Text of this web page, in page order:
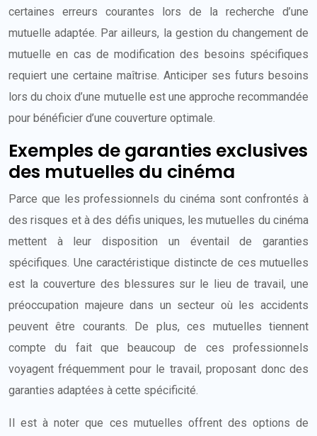
certaines erreurs courantes lors de la recherche d’une
mutuelle adaptée. Par ailleurs, la gestion du changement de
mutuelle en cas de modification des besoins spécifiques
requiert une certaine maîtrise. Anticiper ses futurs besoins
lors du choix d’une mutuelle est une approche recommandée
pour bénéficier d’une couverture optimale.
Exemples de garanties exclusives
des mutuelles du cinéma
Parce que les professionnels du cinéma sont confrontés à
des risques et à des défis uniques, les mutuelles du cinéma
mettent à leur disposition un éventail de garanties
spécifiques. Une caractéristique distincte de ces mutuelles
est la couverture des blessures sur le lieu de travail, une
préoccupation majeure dans un secteur où les accidents
peuvent être courants. De plus, ces mutuelles tiennent
compte du fait que beaucoup de ces professionnels
voyagent fréquemment pour le travail, proposant donc des
garanties adaptées à cette spécificité.
Il est à noter que ces mutuelles offrent des options de